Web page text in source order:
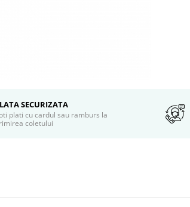
SECURIZATA
plati cu cardul sau ramburs la
coletului